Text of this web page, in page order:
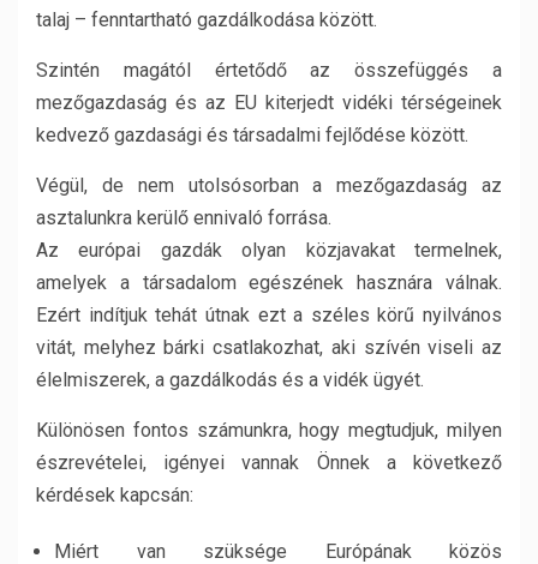
talaj – fenntartható gazdálkodása között.
Szintén magától értetődő az összefüggés a
mezőgazdaság és az EU kiterjedt vidéki térségeinek
kedvező gazdasági és társadalmi fejlődése között.
Végül, de nem utolsósorban a mezőgazdaság az
asztalunkra kerülő ennivaló forrása.
Az európai gazdák olyan közjavakat termelnek,
amelyek a társadalom egészének hasznára válnak.
Ezért indítjuk tehát útnak ezt a széles körű nyilvános
vitát, melyhez bárki csatlakozhat, aki szívén viseli az
élelmiszerek, a gazdálkodás és a vidék ügyét.
Különösen fontos számunkra, hogy megtudjuk, milyen
észrevételei, igényei vannak Önnek a következő
kérdések kapcsán:
Miért van szüksége Európának közös